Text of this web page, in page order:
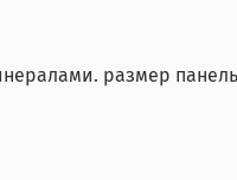
размер панель